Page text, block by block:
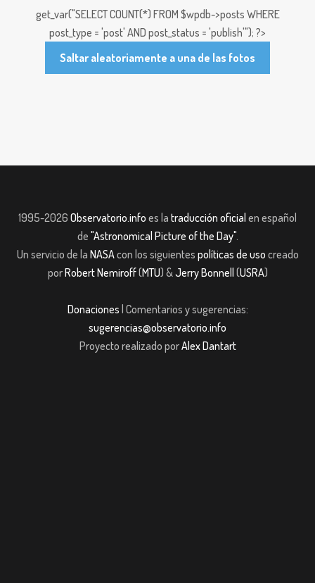
get_var("SELECT COUNT(*) FROM $wpdb->posts WHERE
post_type = 'post' AND post_status = 'publish'"); ?>
Saltar aleatoriamente a una de las fotos
1995-2026 Observatorio.info es la traducción oficial en español
de "Astronomical Picture of the Day".
Un servicio de la NASAcon los siguientes políticas de uso creado
porRobert Nemiroff(MTU) &Jerry Bonnell (USRA)
Donaciones | Comentarios y sugerencias:
sugerencias@observatorio.info
Proyecto realizado porAlex Dantart